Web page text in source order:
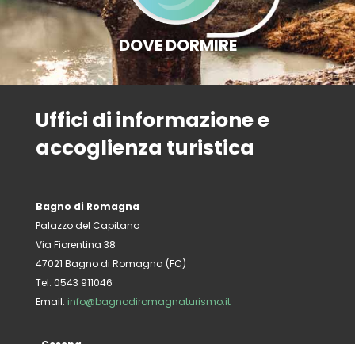
DOVE DORMIRE
Uffici di informazione e
accoglienza turistica
Bagno di Romagna
Palazzo del Capitano
Via Fiorentina 38
47021 Bagno di Romagna (FC)
Tel: 0543 911046
Email: info@bagnodiromagnaturismo.it